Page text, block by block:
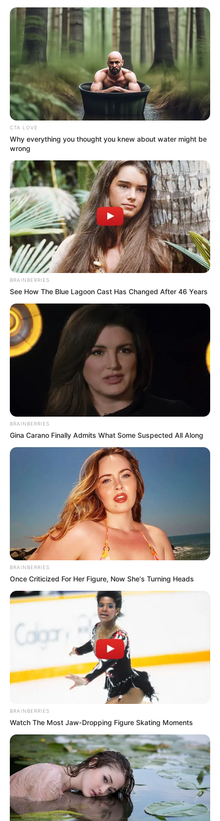
CTA LOVE
Why everything you thought you knew about water might be
wrong
BRAINBERRIES
See How The Blue Lagoon Cast Has Changed After 46 Years
BRAINBERRIES
Gina Carano Finally Admits What Some Suspected All Along
BRAINBERRIES
Once Criticized For Her Figure, Now She's Turning Heads
BRAINBERRIES
Watch The Most Jaw‑Dropping Figure Skating Moments